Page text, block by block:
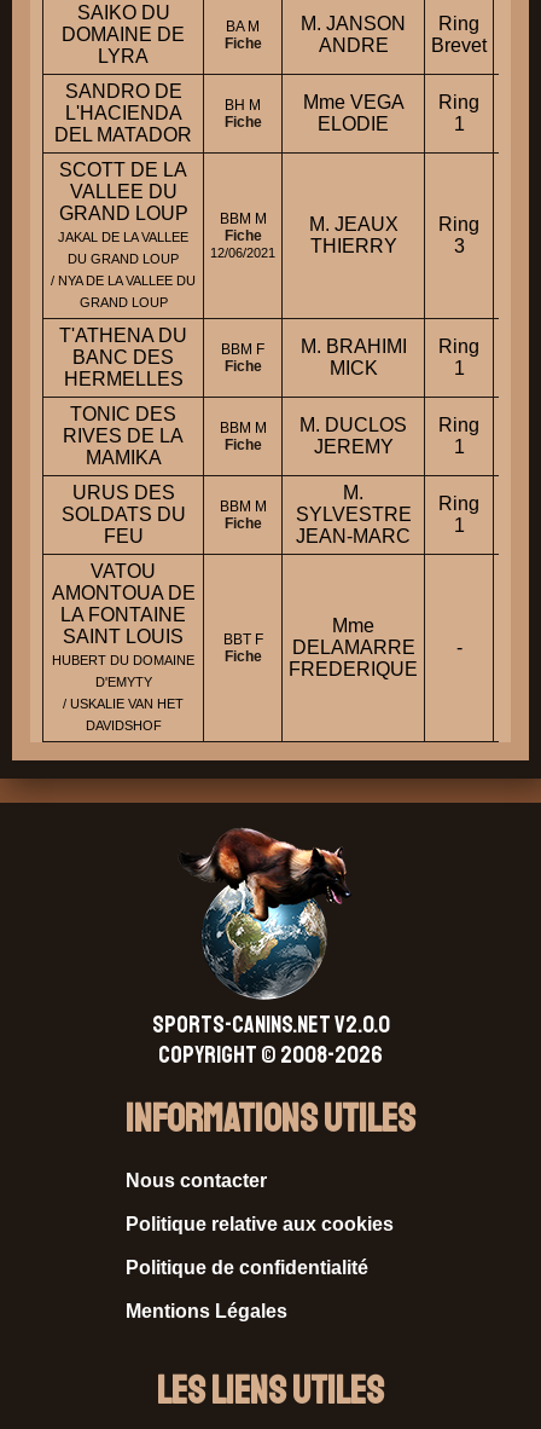
SAIKO DU
DOMAINE DE
LYRA
BA M
Fiche
M. JANSON
ANDRE
Ring
Brevet
SANDRO DE
L'HACIENDA
DEL MATADOR
BH M
Fiche
Mme VEGA
ELODIE
Ring
1
SCOTT DE LA
VALLEE DU
GRAND LOUP
JAKAL DE LA VALLEE
DU GRAND LOUP
/ NYA DE LA VALLEE DU
GRAND LOUP
BBM M
Fiche
12/06/2021
M. JEAUX
THIERRY
Ring
3
T'ATHENA DU
BANC DES
HERMELLES
BBM F
Fiche
M. BRAHIMI
MICK
Ring
1
TONIC DES
RIVES DE LA
MAMIKA
BBM M
Fiche
M. DUCLOS
JEREMY
Ring
1
URUS DES
SOLDATS DU
FEU
BBM M
Fiche
M.
SYLVESTRE
JEAN-MARC
Ring
1
VATOU
AMONTOUA DE
LA FONTAINE
SAINT LOUIS
HUBERT DU DOMAINE
D'EMYTY
/ USKALIE VAN HET
DAVIDSHOF
BBT F
Fiche
Mme
DELAMARRE
FREDERIQUE
-
SPORTS-CANINS.NET V2.0.0
Copyright © 2008-2026
Informations Utiles
Nous contacter
Politique relative aux cookies
Politique de confidentialité
Mentions Légales
Les liens utiles